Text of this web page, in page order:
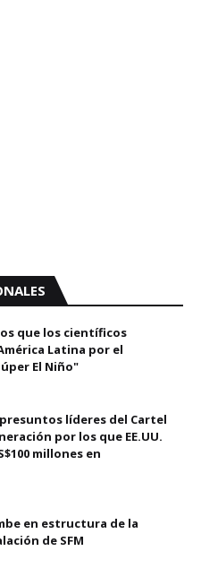
que los científicos
Latina por el
El Niño"
líderes del Cartel
por los que EE.UU.
millones en
en estructura de la
de SFM